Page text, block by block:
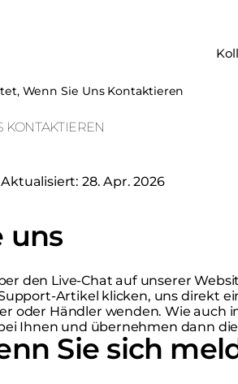
Wenn Sie Uns Kontaktieren
KONTAKTIEREN
Aktualisiert: 28. Apr. 2026
uns
den Live-Chat auf unserer
Artikel klicken, uns direkt
oder Händler wenden. Wie auch
Ihnen und übernehmen dann
Sie sich